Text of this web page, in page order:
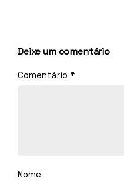
Deixe um comentário
Comentário *
Nome